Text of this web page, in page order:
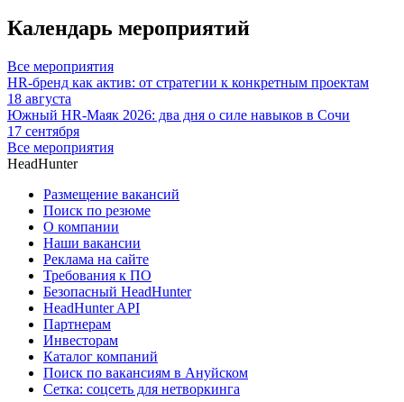
Календарь мероприятий
Все мероприятия
HR-бренд как актив: от стратегии к конкретным проектам
18 августа
Южный HR-Маяк 2026: два дня о силе навыков в Сочи
17 сентября
Все мероприятия
HeadHunter
Размещение вакансий
Поиск по резюме
О компании
Наши вакансии
Реклама на сайте
Требования к ПО
Безопасный HeadHunter
HeadHunter API
Партнерам
Инвесторам
Каталог компаний
Поиск по вакансиям в Ануйском
Сетка: соцсеть для нетворкинга